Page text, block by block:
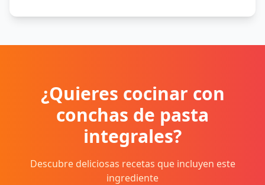
¿Quieres cocinar con
conchas de pasta
integrales?
Descubre deliciosas recetas que incluyen este
ingrediente